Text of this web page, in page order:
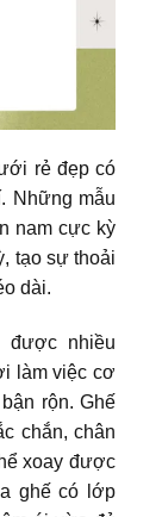
rẻ đẹp có
Những mẫu
nam cực kỳ
tạo sự thoải
dài.
được nhiều
làm việc cơ
rộn. Ghế
chắn, chân
xoay được
ghế có lớp